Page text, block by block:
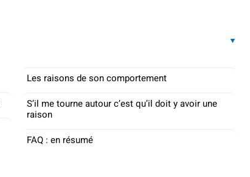
Les raisons de son comportement
S’il me tourne autour c’est qu’il doit y avoir une
raison
FAQ : en résumé